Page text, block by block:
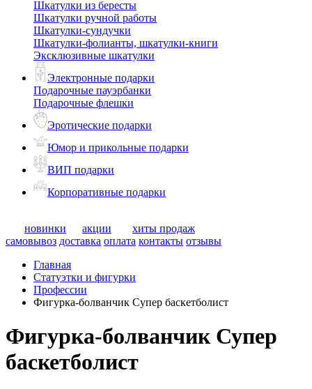
Шкатулки из бересты
Шкатулки ручной работы
Шкатулки-сундучки
Шкатулки-фолианты, шкатулки-книги
Эксклюзивные шкатулки
Электронные подарки
Подарочные пауэрбанки
Подарочные флешки
Эротические подарки
Юмор и прикольные подарки
ВИП подарки
Корпоративные подарки
новинки акции
хиты продаж
самовывоз доставка оплата контакты отзывы
Главная
Статуэтки и фигурки
Профессии
Фигурка-болванчик Супер баскетболист
Фигурка-болванчик Супер
баскетболист